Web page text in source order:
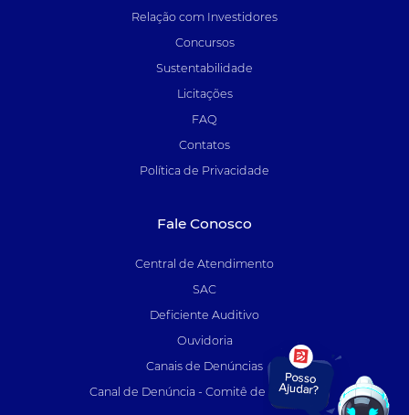
Relação com Investidores
Concursos
Sustentabilidade
Licitações
FAQ
Contatos
Política de Privacidade
Fale Conosco
Central de Atendimento
SAC
Deficiente Auditivo
Ouvidoria
Canais de Denúncias
Canal de Denúncia - Comitê de Auditoria